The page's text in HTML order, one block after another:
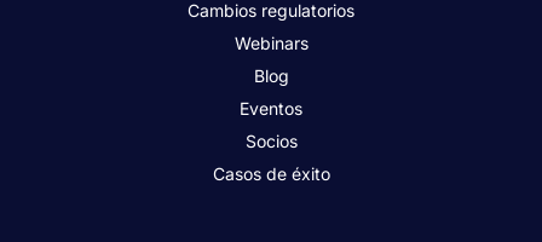
Cambios regulatorios
Webinars
Blog
Eventos
Socios
Casos de éxito